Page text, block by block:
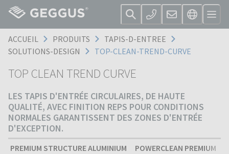
ACCUEIL PRODUITS
TAPIS-D-ENTREE
SOLUTIONS-DESIGN
TOP-CLEAN-TREND-CURVE
TOP CLEAN TREND CURVE
LES TAPIS D'ENTRÉE CIRCULAIRES, DE HAUTE
QUALITÉ, AVEC FINITION REPS POUR CONDITIONS
NORMALES GARANTISSENT DES ZONES D'ENTRÉE
D'EXCEPTION.
PREMIUM STRUCTURE ALUMINIUM POWERCLEAN PREMIUM